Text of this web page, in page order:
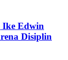
Edwin
Disiplin